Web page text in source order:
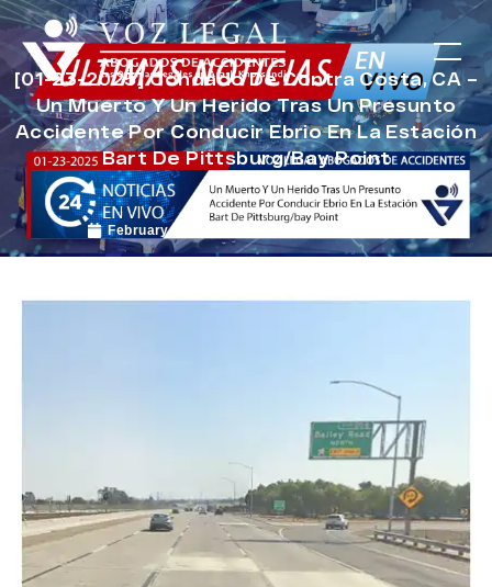
[01-23-2025] Condado De Contra Costa, CA –
Un Muerto Y Un Herido Tras Un Presunto
Accidente Por Conducir Ebrio En La Estación
Bart De Pittsburg/bay Point
February 11, 2025